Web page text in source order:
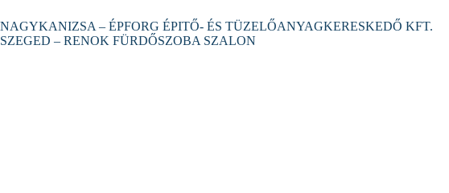
NAGYKANIZSA – ÉPFORG ÉPITŐ- ÉS TÜZELŐANYAGKERESKEDŐ KFT.
SZEGED – RENOK FÜRDŐSZOBA SZALON